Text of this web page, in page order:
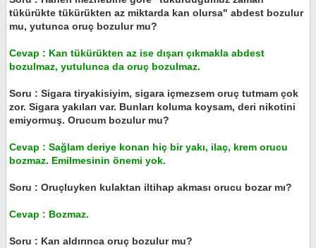
tükürükte tükürükten az miktarda kan olursa" abdest bozulur
mu, yutunca oruç bozulur mu?
Cevap : Kan tükürükten az ise dışarı çıkmakla abdest
bozulmaz, yutulunca da oruç bozulmaz.
Soru : Sigara tiryakisiyim, sigara içmezsem oruç tutmam çok
zor. Sigara yakıları var. Bunları koluma koysam, deri nikotini
emiyormuş. Orucum bozulur mu?
Cevap : Sağlam deriye konan hiç bir yakı, ilaç, krem orucu
bozmaz. Emilmesinin önemi yok.
Soru : Oruçluyken kulaktan iltihap akması orucu bozar mı?
Cevap : Bozmaz.
Soru : Kan aldırınca oruç bozulur mu?